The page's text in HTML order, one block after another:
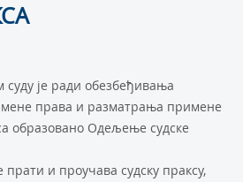
је ради обезбеђивања
права и разматрања примене
образовано Одељење судске
и проучава судску праксу,